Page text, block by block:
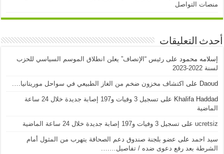
منصات التواصل
أحدث التعليقات
إسلامه محمود علىرئيس “الإنصاف” يعلن انطلاق الموسم السياسي للحزب
لسنة 2022-2023
Daoud على اكتشاف مخزون ضخم من الغاز الطبيعي في سواحل موريتانيا….
Khalifa Haddad على
تسجيل 3 وفيات و197 إصابة جديدة خلال 24 ساعة
الماضية
ucretsiz علىتسجيل 3 وفيات و197 إصابة جديدة خلال 24 ساعة الماضية
سيد احمد على عضو بلجنة صندوق دعم الصحافة يتهرب من المثول أمام
الشرطة بعد رفع دعوى ضده / تفاصيل…….